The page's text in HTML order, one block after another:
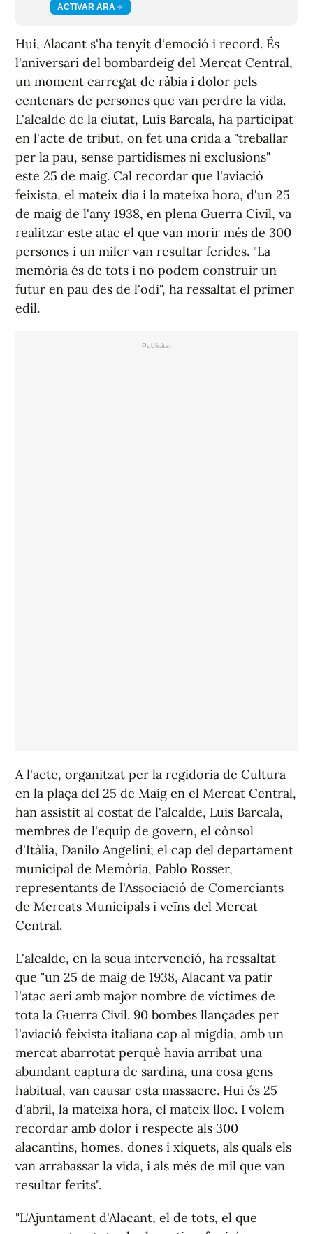
ACTIVAR ARA
Hui, Alacant s'ha tenyit d'emoció i record. És
l'aniversari del bombardeig del Mercat Central,
un moment carregat de ràbia i dolor pels
centenars de persones que van perdre la vida.
L'alcalde de la ciutat, Luis Barcala, ha participat
en l'acte de tribut, on fet una crida a "treballar
per la pau, sense partidismes ni exclusions"
este 25 de maig. Cal recordar que l'aviació
feixista, el mateix dia i la mateixa hora, d'un 25
de maig de l'any 1938, en plena Guerra Civil, va
realitzar este atac el que van morir més de 300
persones i un miler van resultar ferides. "La
memòria és de tots i no podem construir un
futur en pau des de l'odi", ha ressaltat el primer
edil.
A l'acte, organitzat per la regidoria de Cultura
en la plaça del 25 de Maig en el Mercat Central,
han assistit al costat de l'alcalde, Luis Barcala,
membres de l'equip de govern, el cònsol
d'Itàlia, Danilo Angelini; el cap del departament
municipal de Memòria, Pablo Rosser,
representants de l'Associació de Comerciants
de Mercats Municipals i veïns del Mercat
Central.
L'alcalde, en la seua intervenció, ha ressaltat
que "un 25 de maig de 1938, Alacant va patir
l'atac aeri amb major nombre de víctimes de
tota la Guerra Civil. 90 bombes llançades per
l'aviació feixista italiana cap al migdia, amb un
mercat abarrotat perquè havia arribat una
abundant captura de sardina, una cosa gens
habitual, van causar esta massacre. Hui és 25
d'abril, la mateixa hora, el mateix lloc. I volem
recordar amb dolor i respecte als 300
alacantins, homes, dones i xiquets, als quals els
van arrabassar la vida, i als més de mil que van
resultar ferits".
"L'Ajuntament d'Alacant, el de tots, el que